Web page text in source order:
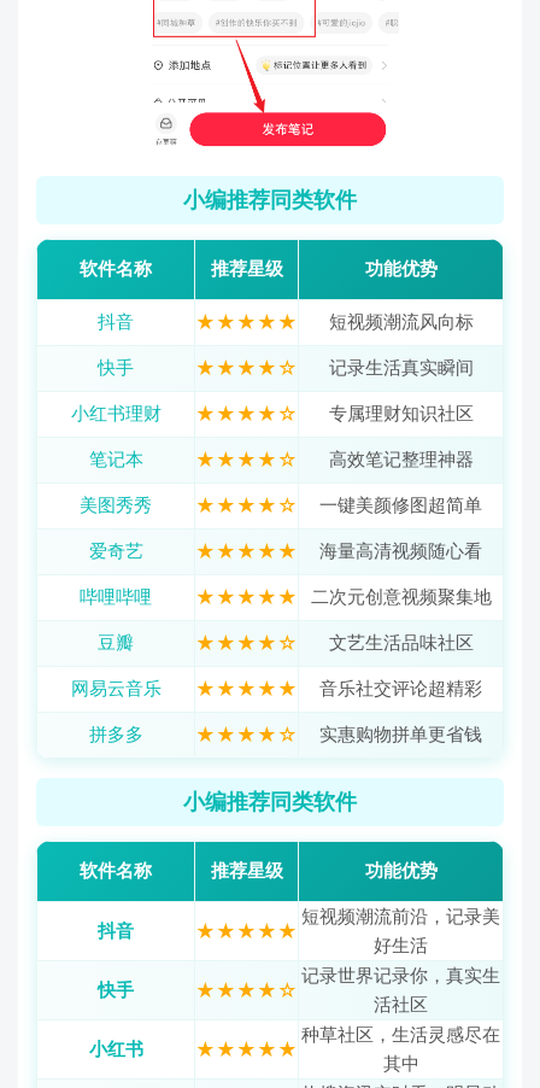
小编推荐同类软件
软件名称 推荐星级 功能优势
抖音 ★★★★★
短视频潮流风向标
快手
★★★★☆
记录生活真实瞬间
小红书理财
★★★★☆
专属理财知识社区
笔记本
★★★★☆
高效笔记整理神器
美图秀秀
★★★★☆
一键美颜修图超简单
爱奇艺
★★★★★
海量高清视频随心看
哔哩哔哩
★★★★★
二次元创意视频聚集地
豆瓣
★★★★☆
文艺生活品味社区
网易云音乐
★★★★★
音乐社交评论超精彩
拼多多
★★★★☆ 实惠购物拼单更省钱
小编推荐同类软件
软件名称 推荐星级 功能优势
抖音 ★★★★★
短视频潮流前沿，记录美
好生活
快手
★★★★☆
记录世界记录你，真实生
活社区
小红书
★★★★★
种草社区，生活灵感尽在
其中